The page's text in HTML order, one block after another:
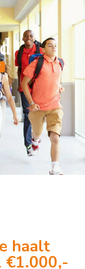
haalt
€1.000,-